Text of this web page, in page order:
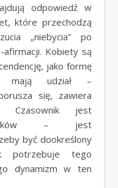
odpowiedź w
które przechodzą
„niebycia” po
Kobiety są
jako formę
mają udział –
się, zawiera
jest
– jest
być dookreślony
potrzebuje tego
dynamizm w ten